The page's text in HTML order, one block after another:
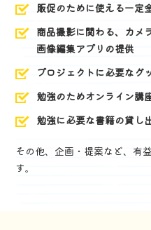
販促のために使える一定
商品撮影に関わる、カメ
画像編集アプリの提供
プロジェクトに必要なグ
勉強のためオンライン講
勉強に必要な書籍の貸し
その他、企画・提案など、有
す。